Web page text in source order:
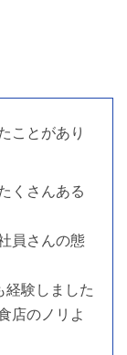
ことがあり
くさんある
員さんの態
経験しました
店のノリよ